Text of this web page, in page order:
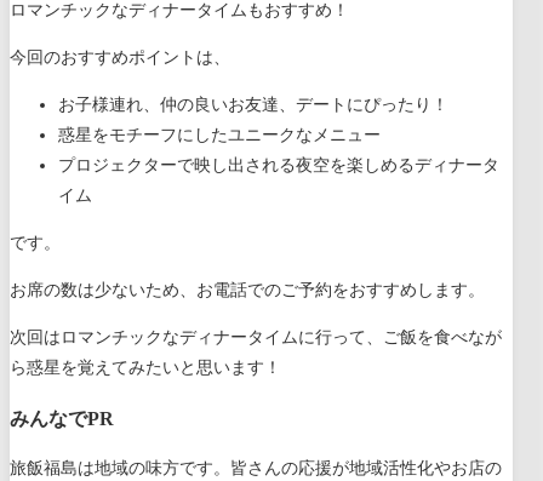
ロマンチックなディナータイムもおすすめ！
今回のおすすめポイントは、
お子様連れ、仲の良いお友達、デートにぴったり！
惑星をモチーフにしたユニークなメニュー
プロジェクターで映し出される夜空を楽しめるディナータ
イム
です。
お席の数は少ないため、お電話でのご予約をおすすめします。
次回はロマンチックなディナータイムに行って、ご飯を食べなが
ら惑星を覚えてみたいと思います！
みんなでPR
旅飯福島は地域の味方です。皆さんの応援が地域活性化やお店の